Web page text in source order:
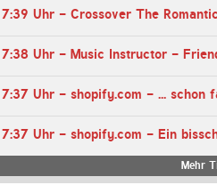
Mehr